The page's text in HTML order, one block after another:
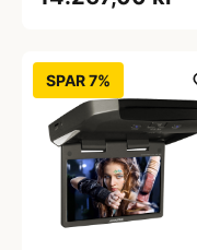
SPAR 7%